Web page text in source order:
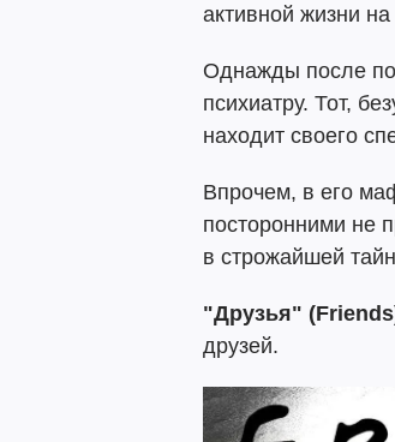
активной жизни
Однажды после
психиатру. Тот,
находит своего
Впрочем, в его
посторонними не
в строжайшей
"Друзья"
друзей.